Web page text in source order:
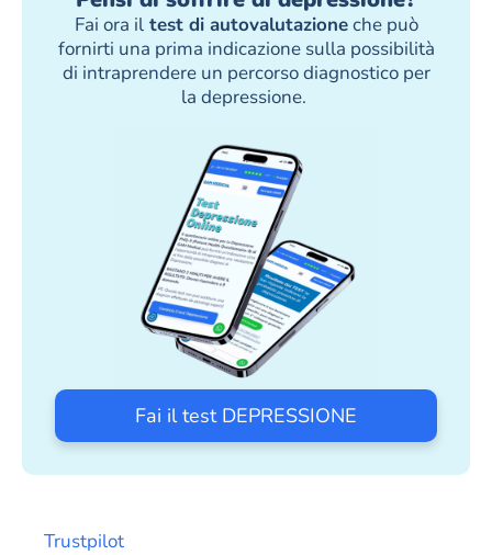
Fai ora iltest di autovalutazioneche può
fornirti una prima indicazione sulla possibilità
di intraprendere un percorso diagnostico per
la depressione.
Fai il test DEPRESSIONE
Trustpilot